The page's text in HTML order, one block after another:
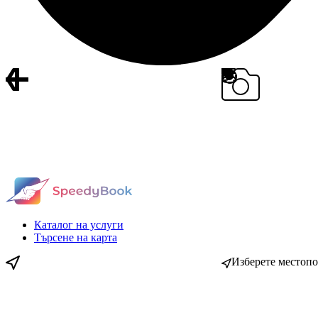
Каталог на услуги
Търсене на карта
Изберете